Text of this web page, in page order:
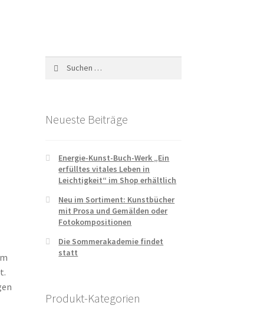
Neueste Beiträge
Energie-Kunst-Buch-Werk „Ein
erfülltes vitales Leben in
Leichtigkeit“ im Shop erhältlich
Neu im Sortiment: Kunstbücher
mit Prosa und Gemälden oder
Fotokompositionen
Die Sommerakademie findet
statt
Produkt-Kategorien